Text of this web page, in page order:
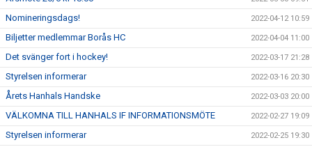
Nomineringsdags! 2022-04-12 10:59
Biljetter medlemmar Borås HC 2022-04-04 11:00
Det svänger fort i hockey! 2022-03-17 21:28
Styrelsen informerar 2022-03-16 20:30
Årets Hanhals Handske 2022-03-03 20:00
VÄLKOMNA TILL HANHALS IF INFORMATIONSMÖTE 2022-02-27 19:09
Styrelsen informerar 2022-02-25 19:30